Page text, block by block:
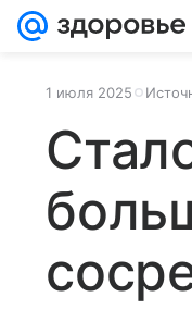
1 июля 2025